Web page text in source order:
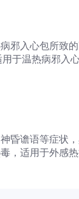
邪入心包所致
于温热病邪入
昏谵语等症状
，适用于外感热